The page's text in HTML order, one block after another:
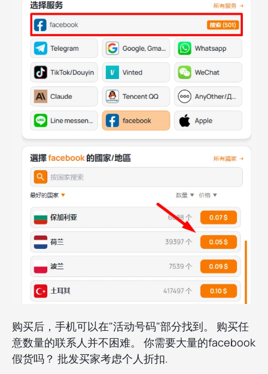
购买后，手机可以在"活动号码"部分找到。 购买任
意数量的联系人并不困难。 你需要大量的facebook
假货吗？ 批发买家考虑个人折扣.